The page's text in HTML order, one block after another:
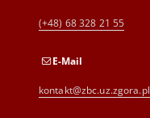
(+48) 68 328 21 55
E-Mail
kontakt@zbc.uz.zgora.pl